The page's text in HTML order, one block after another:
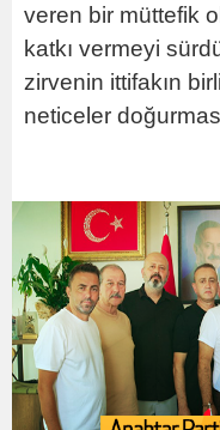
veren bir müttefik
katkı vermeyi
zirvenin ittifakın
neticeler